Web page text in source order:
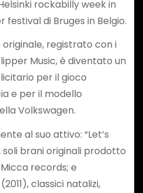
rockabilly week in
festival di Bruges in Belgio.
originale, registrato con i
Music, è diventato un
per il gioco
e per il modello
Volkswagen.
al suo attivo: “Let’s
soli brani originali prodotto
records; e
classici natalizi,